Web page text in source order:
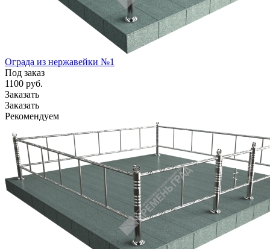
Ограда из нержавейки №1
Под заказ
1100 руб.
Заказать
Заказать
Рекомендуем